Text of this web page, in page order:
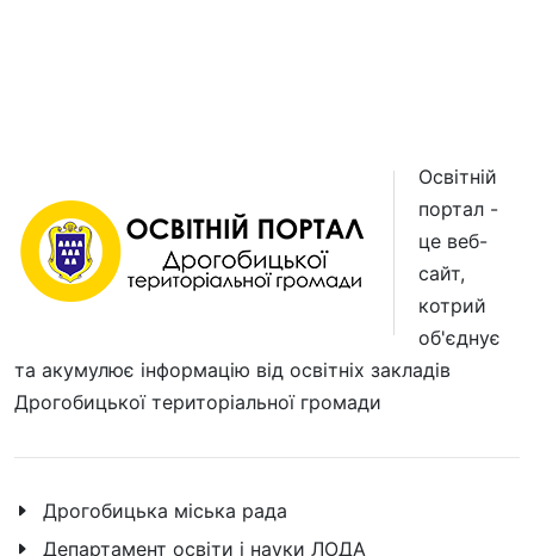
Освітній
портал -
це веб-
сайт,
котрий
об'єднує
та акумулює інформацію від освітніх закладів
Дрогобицької територіальної громади
Дрогобицька міська рада
Департамент освіти і науки ЛОДА